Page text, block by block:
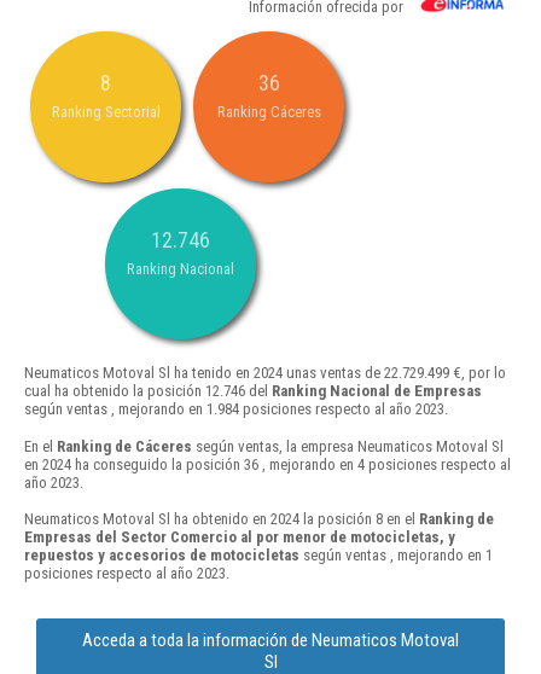
Información ofrecida por
8
Ranking Sectorial
36
Ranking Cáceres
12.746
Ranking Nacional
Neumaticos Motoval Sl ha tenido en 2024 unas ventas de 22.729.499 €, por lo
cual ha obtenido la posición 12.746 del Ranking Nacional de Empresas
según ventas , mejorando en 1.984 posiciones respecto al año 2023.
En el Ranking de Cáceres según ventas, la empresa Neumaticos Motoval Sl
en 2024 ha conseguido la posición 36 , mejorando en 4 posiciones respecto al
año 2023.
Neumaticos Motoval Sl ha obtenido en 2024 la posición 8 en el Ranking de
Empresas del Sector Comercio al por menor de motocicletas, y
repuestos y accesorios de motocicletas según ventas , mejorando en 1
posiciones respecto al año 2023.
Acceda a toda la información de Neumaticos Motoval
Sl